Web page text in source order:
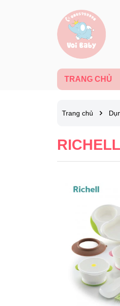
TRANG CHỦ
Trang chủ